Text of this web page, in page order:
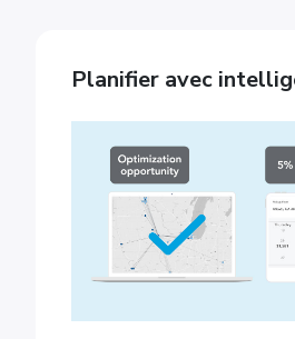
Planifier avec